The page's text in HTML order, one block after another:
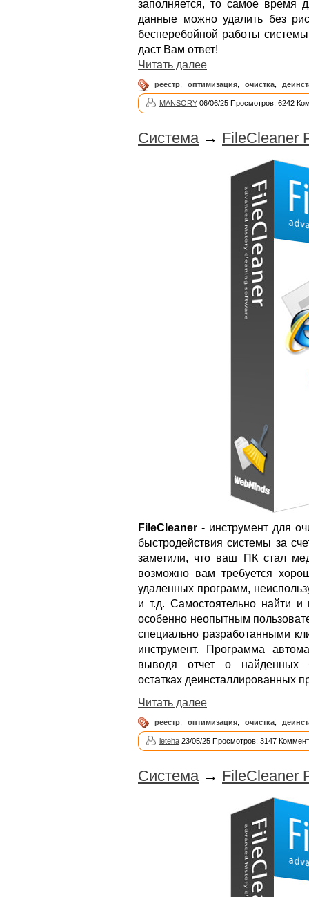
заполняется, то самое время
данные можно удалить без
бесперебойной работы
даст Вам ответ!
Читать далее
реестр оптимизация очистка
MANSORY 06/06/25 Просмотров: 6242
Система → FileCleaner
FileCleaner - инструмент для
быстродействия системы за
заметили, что ваш ПК стал
возможно вам требуется
удаленных программ,
и т.д. Самостоятельно найти
особенно неопытным
специально разработанными
инструмент. Программа
выводя отчет о найденных
остатках деинсталлированных
Читать далее
реестр оптимизация очистка
leteha 23/05/25 Просмотров: 3147
Система → FileCleaner